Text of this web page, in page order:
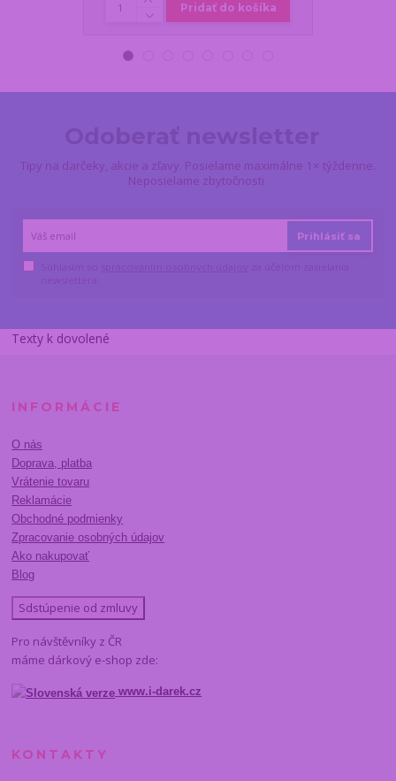
Pridať do košíka
Tipy na darčeky, akcie a zľavy. Posielame maximálne 1× týždenne.
Neposielame zbytočnosti.
Prihlásiť sa
Texty k dovolené
INFORMÁCIE
O nás
Doprava, platba
Vrátenie tovaru
Reklamácie
Obchodné podmienky
Zpracovanie osobných údajov
Ako nakupovať
Blog
Sdstúpenie od zmluvy
Pro návštěvníky z ČR
máme dárkový e-shop zde:
www.i-darek.cz
KONTAKTY